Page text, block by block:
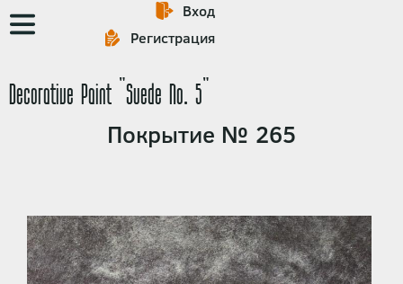
Основная
навигация
Вход
Регистрация
Decorative Paint "Suede No. 5"
Покрытие № 265